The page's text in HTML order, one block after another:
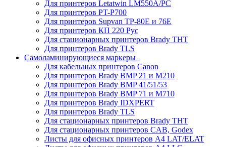
Для принтеров Letatwin LM550A/PC
Для принтеров PT-P700
Для принтеров Supvan TP-80E и 76E
Для принтеров КП 220 Рус
Для стационарных принтеров Brady THT
Для принтеров Brady TLS
Самоламинирующиеся маркеры
Для кабельных принтеров Canon
Для принтеров Brady BMP 21 и M210
Для принтеров Brady BMP 41/51/53
Для принтеров Brady BMP 71 и M710
Для принтеров Brady IDXPERT
Для принтеров Brady TLS
Для стационарных принтеров Brady THT
Для стационарных принтеров CAB, Godex
Листы для офисных принтеров А4 LAT/ELAT